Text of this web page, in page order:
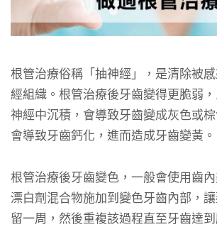
根管治療俗稱「抽神經」，是清除被
經組織。根管治療後牙齒變得更脆弱
神經中沉積，會導致牙齒變成灰色或
會導致牙齒鈣化，進而造成牙齒變黃。
根管治療後牙齒變色，一般會使用齒
漂白劑混合物施加到變色牙齒內部，
留一周，然後重複該過程直至牙齒達